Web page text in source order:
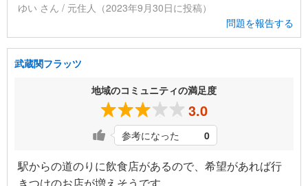
ゆい さん / 元住人（2023年9月30日に投稿）
問題を報告する
武蔵関フラッツ
地域のコミュニティの満足度
3.0
参考になった 0
駅からの道のりに飲食店があるので、希望があれば行